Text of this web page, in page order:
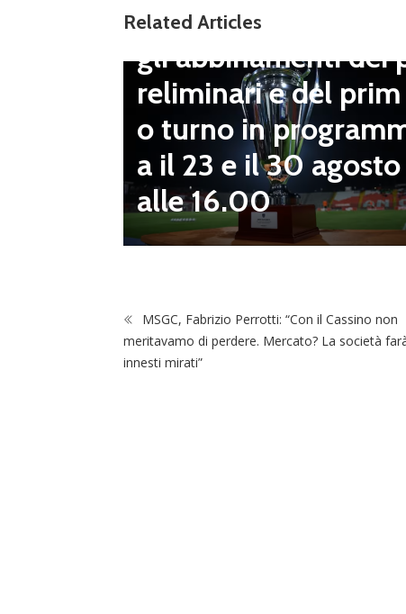
Related Articles
Coppa Italia Serie D,
gli abbinamenti dei
reliminari e del prim
o turno in
a il 23 e il 30 agosto
alle 16.00
MSGC, Fabrizio Perrotti: “Con il Cassino non
meritavamo di perdere. Mercato? La società
innesti mirati”